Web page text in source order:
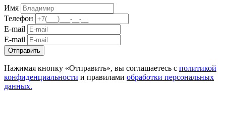
Имя
Телефон
E-mail
E-mail
Отправить
Нажимая кнопку «Отправить», вы соглашаетесь с политикой
конфиденциальности и правилами обработки персональных
данных.